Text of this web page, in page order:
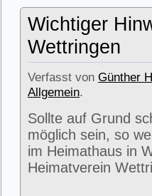
Wichtiger
Wettringen
Verfasst von Günther
Allgemein.
Sollte auf Grund
möglich sein, so
im Heimathaus in
Heimatverein